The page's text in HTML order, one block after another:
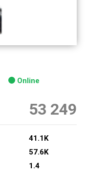
Online
53 249
41.1K
57.6K
1.4